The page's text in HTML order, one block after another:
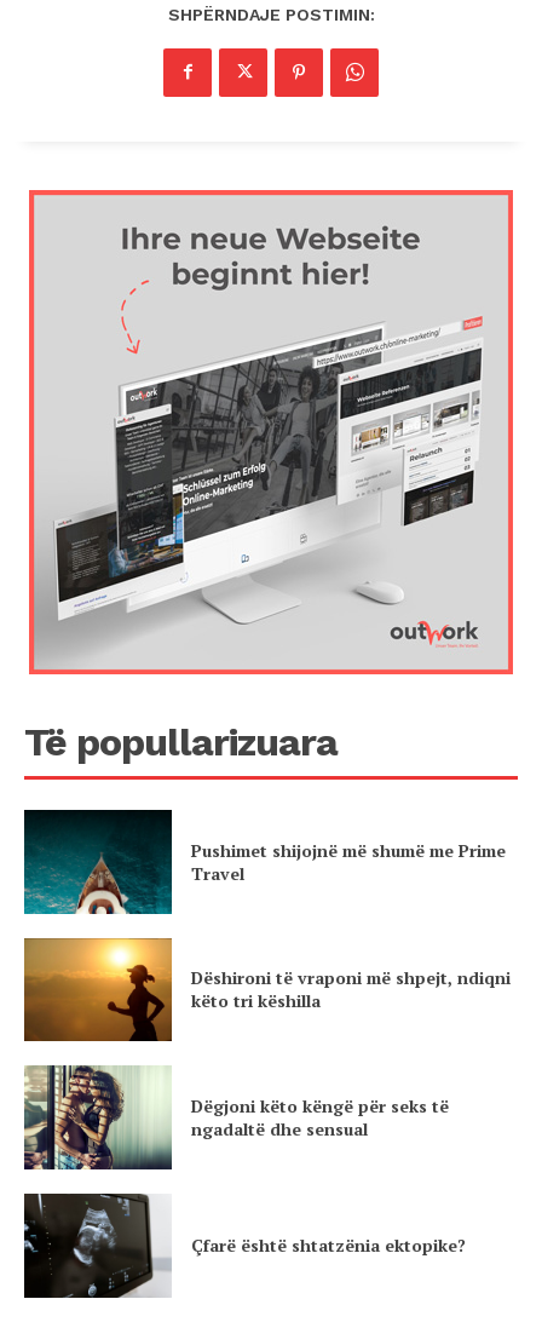
SHPËRNDAJE POSTIMIN:
Të popullarizuara
Pushimet shijojnë më shumë me Prime
Travel
Dëshironi të vraponi më shpejt, ndiqni
këto tri këshilla
Dëgjoni këto këngë për seks të
ngadaltë dhe sensual
Çfarë është shtatzënia ektopike?